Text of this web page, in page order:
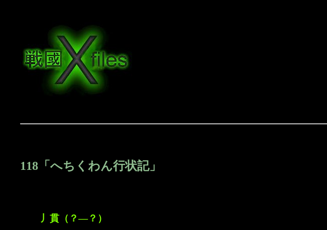
118「へちくわん行状記」
丿貫（？―？）